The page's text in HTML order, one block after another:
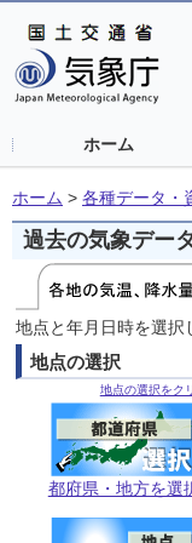
ホーム
ホーム > 各種データ・
過去の気象デー
地点と年月日時を選択
地点の選択
地点の選択をク
都府県・地方を選